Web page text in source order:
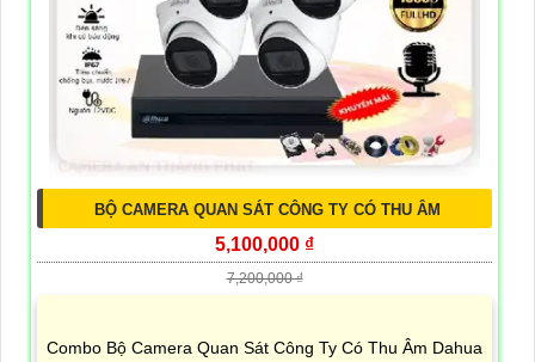
BỘ CAMERA QUAN SÁT CÔNG TY CÓ THU ÂM
5,100,000 ₫
7,200,000 ₫
Combo Bộ Camera Quan Sát Công Ty Có Thu Âm Dahua